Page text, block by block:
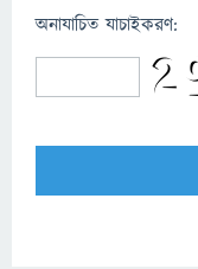
অনাযাচিত যাচাইকরণ: